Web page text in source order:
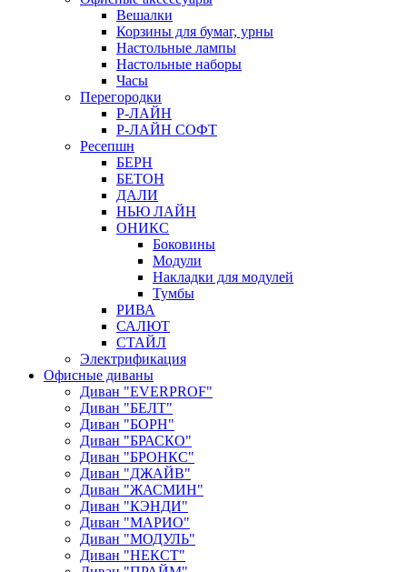
Вешалки
Корзины для бумаг, урны
Настольные лампы
Настольные наборы
Часы
Перегородки
Р-ЛАЙН
Р-ЛАЙН СОФТ
Ресепшн
БЕРН
БЕТОН
ДАЛИ
НЬЮ ЛАЙН
ОНИКС
Боковины
Модули
Накладки для модулей
Тумбы
РИВА
САЛЮТ
СТАЙЛ
Электрификация
Офисные диваны
Диван "EVERPROF"
Диван "БЕЛТ"
Диван "БОРН"
Диван "БРАСКО"
Диван "БРОНКС"
Диван "ДЖАЙВ"
Диван "ЖАСМИН"
Диван "КЭНДИ"
Диван "МАРИО"
Диван "МОДУЛЬ"
Диван "НЕКСТ"